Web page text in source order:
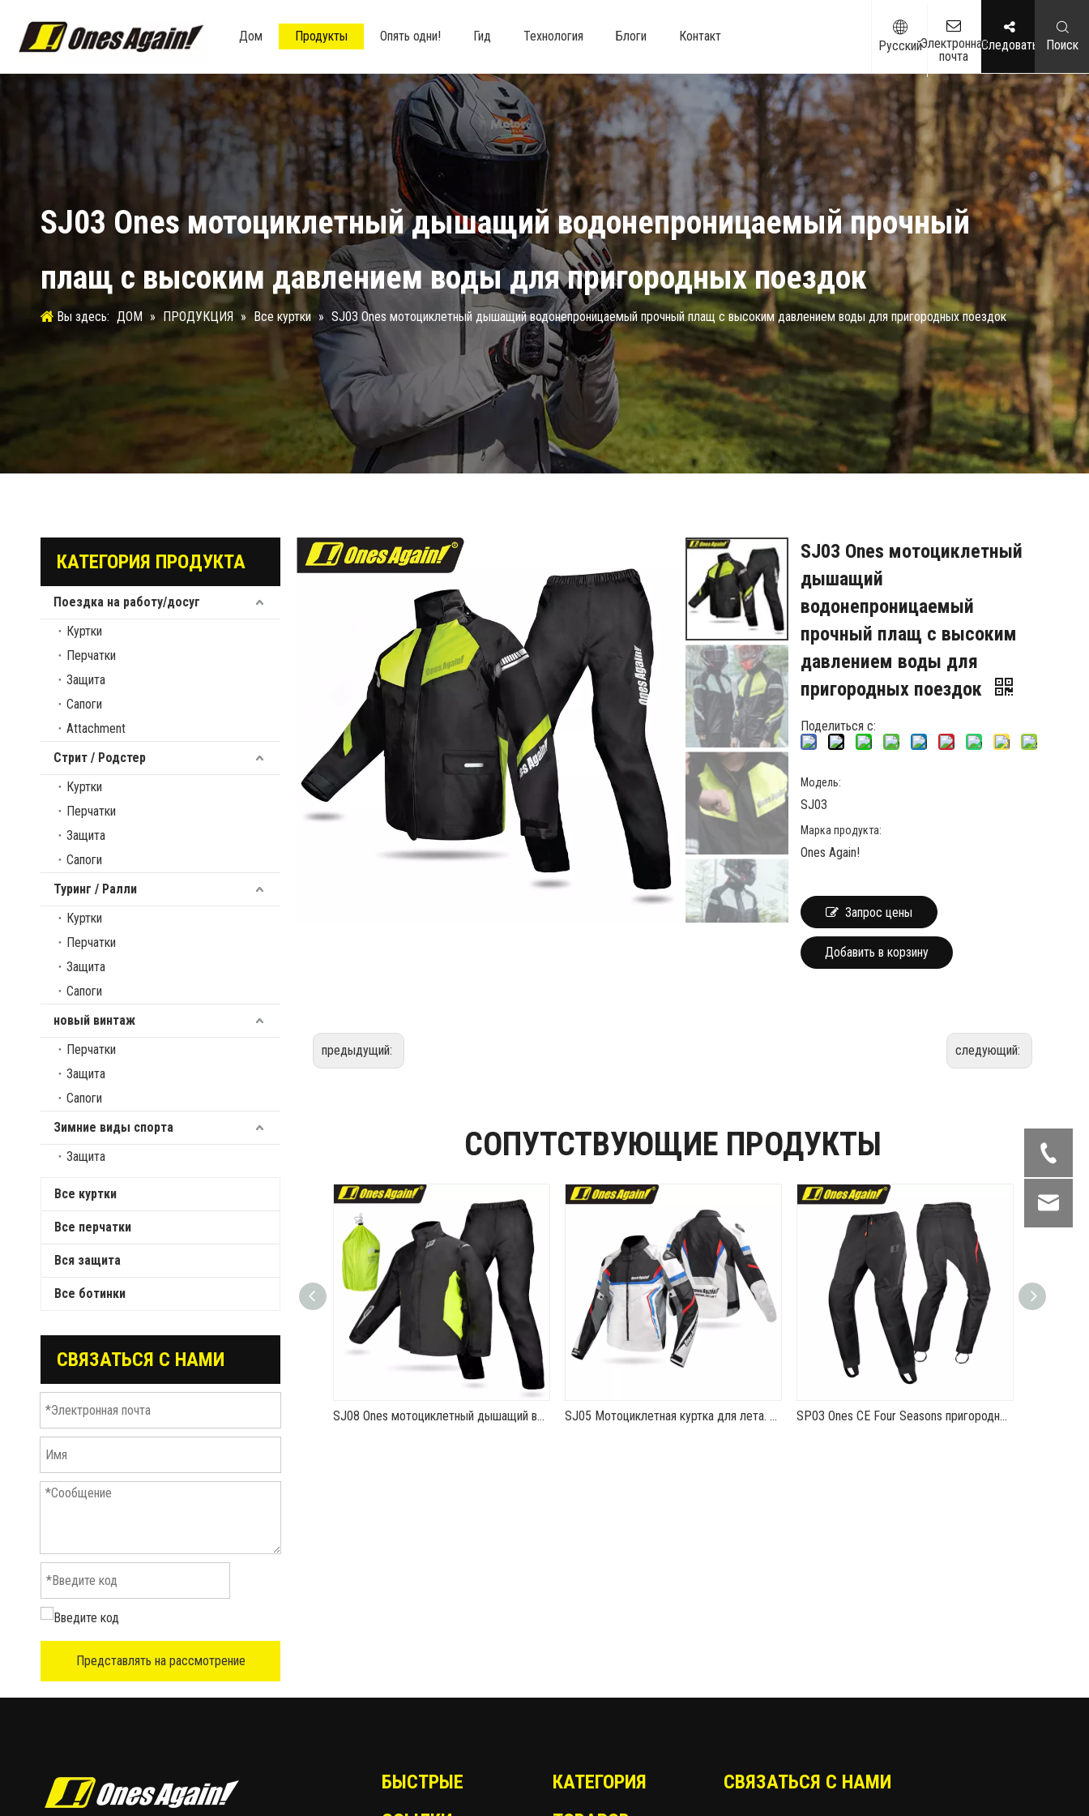
Дом Продукты Опять одни! Гид Технология Блоги Контакт
PусскийЭлектронная
почта
Следовать Поиск
SJ03 Ones мотоциклетный дышащий водонепроницаемый прочный
плащ с высоким давлением воды для пригородных поездок
Вы здесь: ДОМ » ПРОДУКЦИЯ » Все куртки » SJ03 Ones мотоциклетный дышащий водонепроницаемый прочный плащ с высоким давлением воды для пригородных поездок
КАТЕГОРИЯ ПРОДУКТА
Поездка на работу/досуг
Куртки
Перчатки
Защита
Сапоги
Attachment
Стрит / Родстер
Куртки
Перчатки
Защита
Сапоги
Туринг / Ралли
Куртки
Перчатки
Защита
Сапоги
новый винтаж
Перчатки
Защита
Сапоги
Зимние виды спорта
Защита
Все куртки
Все перчатки
Вся защита
Все ботинки
СВЯЗАТЬСЯ С НАМИ
Представлять на рассмотрение
SJ03 Ones мотоциклетный
дышащий
водонепроницаемый
прочный плащ с высоким
давлением воды для
пригородных поездок
Поделиться с:
Модель:
SJ03
Марка продукта:
Ones Again!
Запрос цены
Добавить в корзину
предыдущий: следующий:
СОПУТСТВУЮЩИЕ ПРОДУКТЫ
SJ08 Ones мотоциклетный дышащий водонепроницаемый прочный плащ с высоким давлением воды для пригородных поездок SJ05 Мотоциклетная куртка для лета. Вентилируемое и безопасное снаряжение для езды. SP03 Ones CE Four Seasons пригородные повседневные теплые велосипедные брюки
БЫСТРЫЕ
КАТЕГОРИЯ
СВЯЗАТЬСЯ С НАМИ